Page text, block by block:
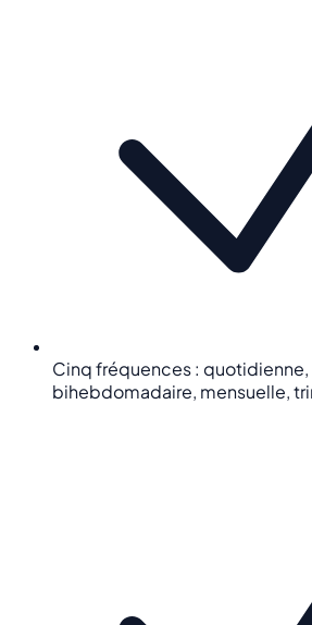
Cinq fréquences :
bihebdomadaire, mensuelle,